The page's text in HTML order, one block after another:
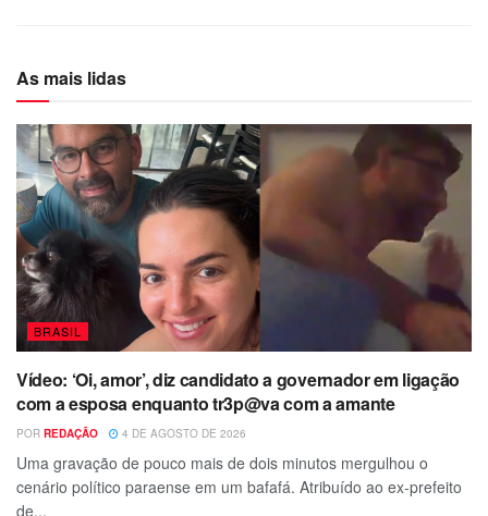
As mais lidas
BRASIL
Vídeo: ‘Oi, amor’, diz candidato a governador em ligação
com a esposa enquanto tr3p@va com a amante
POR REDAÇÃO 4 DE AGOSTO DE 2026
Uma gravação de pouco mais de dois minutos mergulhou o
cenário político paraense em um bafafá. Atribuído ao ex-prefeito
de...